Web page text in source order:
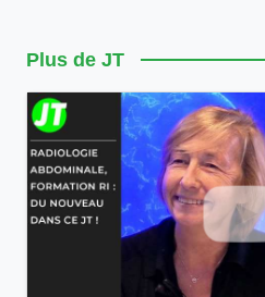
Plus de JT